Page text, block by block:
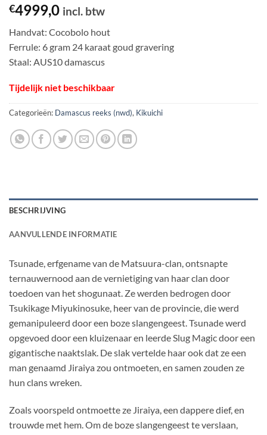
€4999,0 incl. btw
Handvat: Cocobolo hout
Ferrule: 6 gram 24 karaat goud gravering
Staal: AUS10 damascus
Tijdelijk niet beschikbaar
Categorieën: Damascus reeks (nwd), Kikuichi
BESCHRIJVING
AANVULLENDE INFORMATIE
Tsunade, erfgename van de Matsuura-clan, ontsnapte
ternauwernood aan de vernietiging van haar clan door
toedoen van het shogunaat. Ze werden bedrogen door
Tsukikage Miyukinosuke, heer van de provincie, die werd
gemanipuleerd door een boze slangengeest. Tsunade werd
opgevoed door een kluizenaar en leerde Slug Magic door een
gigantische naaktslak. De slak vertelde haar ook dat ze een
man genaamd Jiraiya zou ontmoeten, en samen zouden ze
hun clans wreken.
Zoals voorspeld ontmoette ze Jiraiya, een dappere dief, en
trouwde met hem. Om de boze slangengeest te verslaan,